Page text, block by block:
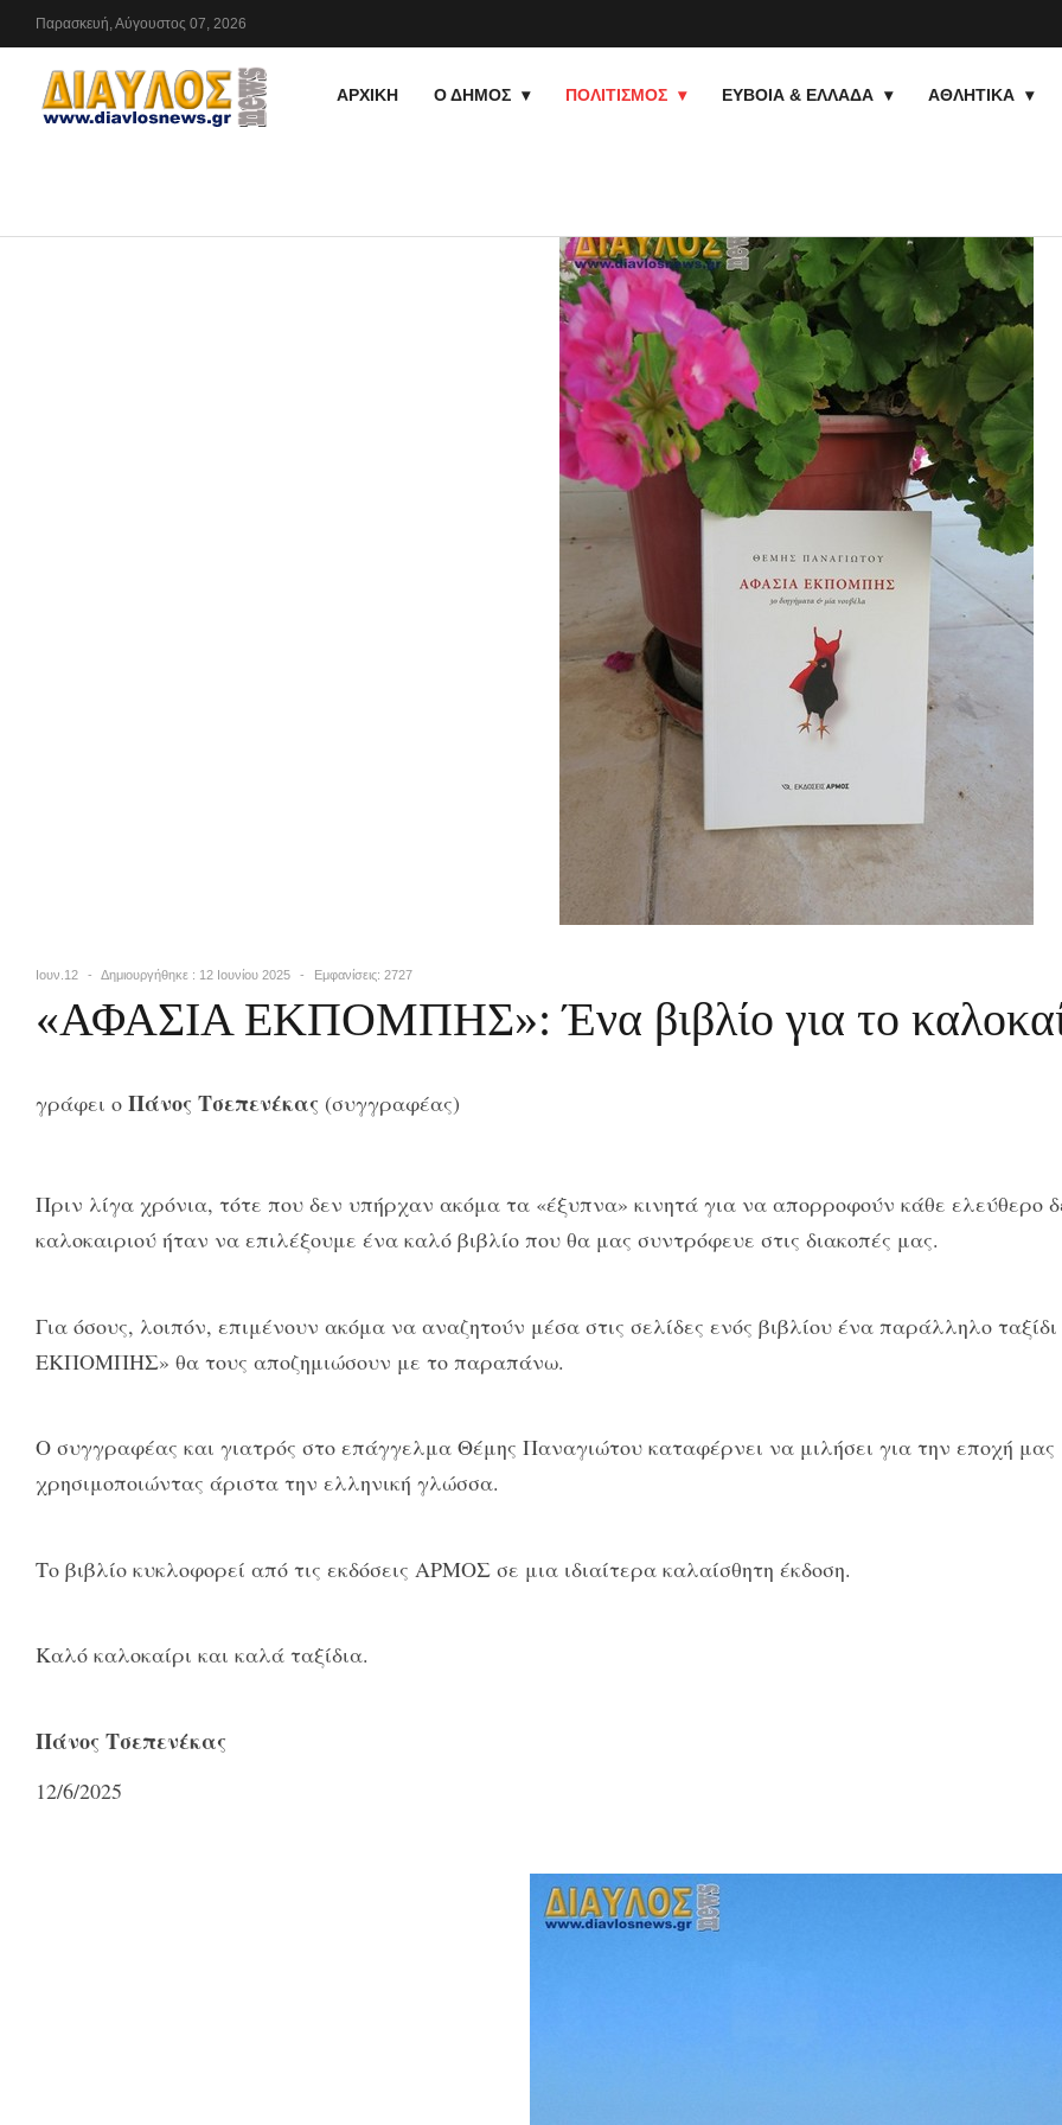
Παρασκευή,Αύγουστος 07, 2026
ΑΡΧΙΚΗ Ο ΔΗΜΟΣ ΠΟΛΙΤΙΣΜΟΣ ΕΥΒΟΙΑ & ΕΛΛΑΔΑ ΑΘΛΗΤΙΚΑ
Ιουν.12 Δημιουργήθηκε : 12 Ιουνίου 2025 Εμφανίσεις: 2727
«ΑΦΑΣΙΑ ΕΚΠΟΜΠΗΣ»: Ένα βιβλίο για το
γράφει ο Πάνος Τσεπενέκας (συγγραφέας)
Πριν λίγα χρόνια, τότε που δεν υπήρχαν ακόμα τα «έξυπνα» κινητά για να απορροφούν κάθε ελεύθερο
καλοκαιριού ήταν να επιλέξουμε ένα καλό βιβλίο που θα μας συντρόφευε στις διακοπές μας.
Για όσους, λοιπόν, επιμένουν ακόμα να αναζητούν μέσα στις σελίδες ενός βιβλίου ένα παράλληλο
ΕΚΠΟΜΠΗΣ» θα τους αποζημιώσουν με το παραπάνω.
Ο συγγραφέας και γιατρός στο επάγγελμα Θέμης Παναγιώτου καταφέρνει να μιλήσει για την εποχή
χρησιμοποιώντας άριστα την ελληνική γλώσσα.
Το βιβλίο κυκλοφορεί από τις εκδόσεις ΑΡΜΟΣ σε μια ιδιαίτερα καλαίσθητη έκδοση.
Καλό καλοκαίρι και καλά ταξίδια.
Πάνος Τσεπενέκας
12/6/2025